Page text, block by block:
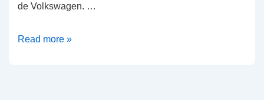
de Volkswagen. …
Code
Read more »